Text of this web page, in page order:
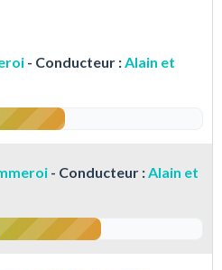
- Conducteur :Alain et
- Conducteur :Alain et